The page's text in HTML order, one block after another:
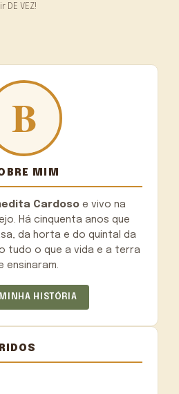
VEZ!
MIM
Cardosoe vivo na
Há cinquenta anos que
da horta e do quintal da
tudo o que a vida e a terra
ensinaram.
MINHA HISTÓRIA